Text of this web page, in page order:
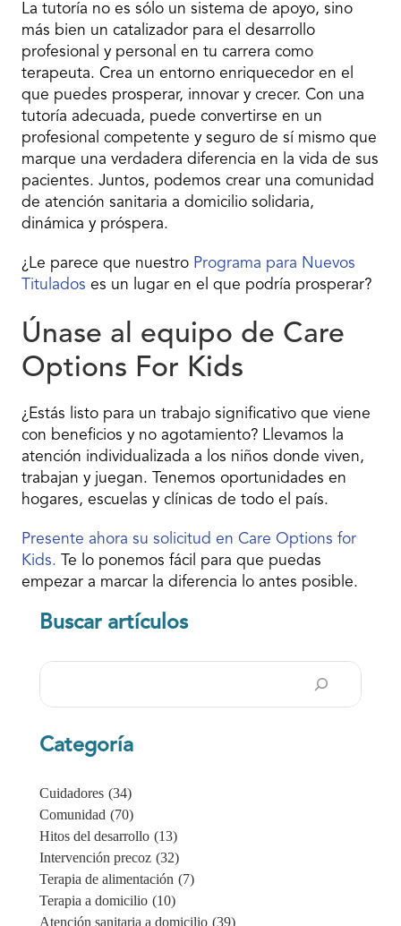
La tutoría no es sólo un sistema de apoyo, sino
más bien un catalizador para el desarrollo
profesional y personal en tu carrera como
terapeuta. Crea un entorno enriquecedor en el
que puedes prosperar, innovar y crecer. Con una
tutoría adecuada, puede convertirse en un
profesional competente y seguro de sí mismo que
marque una verdadera diferencia en la vida de sus
pacientes. Juntos, podemos crear una comunidad
de atención sanitaria a domicilio solidaria,
dinámica y próspera.
¿Le parece que nuestro Programa para Nuevos
Titulados es un lugar en el que podría prosperar?
Únase al equipo de Care
Options For Kids
¿Estás listo para un trabajo significativo que viene
con beneficios y no agotamiento? Llevamos la
atención individualizada a los niños donde viven,
trabajan y juegan. Tenemos oportunidades en
hogares, escuelas y clínicas de todo el país.
Presente ahora su solicitud en Care Options for
Kids. Te lo ponemos fácil para que puedas
empezar a marcar la diferencia lo antes posible.
Buscar artículos
Buscar
Categoría
Cuidadores (34)
Comunidad (70)
Hitos del desarrollo (13)
Intervención precoz (32)
Terapia de alimentación (7)
Terapia a domicilio (10)
Atención sanitaria a domicilio (39)